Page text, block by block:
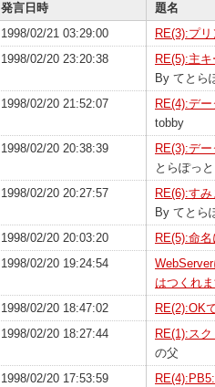
発言日時
題名
1998/02/21 03:29:00
RE(3):プ
1998/02/20 23:20:38
RE(5):主
By てとら
1998/02/20 21:52:07
RE(4):デ
tobby
1998/02/20 20:38:39
RE(3):デ
とらぽっと
1998/02/20 20:27:57
RE(6):す
By てとら
1998/02/20 20:03:20
RE(5):命
1998/02/20 19:24:54
はつくれ
1998/02/20 18:47:02
RE(2):OK
1998/02/20 18:27:44
RE(1):ス
の父
1998/02/20 17:53:59